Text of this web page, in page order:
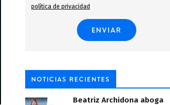
política de privacidad
NOTICIAS RECIENTES
Beatriz Archidona aboga